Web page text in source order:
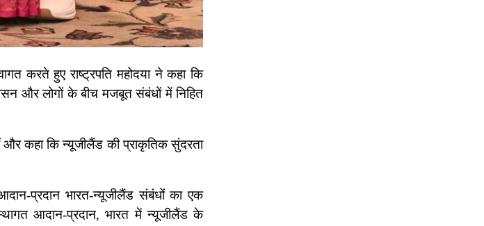
करते हुए राष्ट्रपति महोदया ने कहा कि
और लोगों के बीच मजबूत संबंधों में निहित
और कहा कि न्यूजीलैंड की प्राकृतिक सुंदरता
प्रदान भारत-न्यूजीलैंड संबंधों का एक
आदान-प्रदान, भारत में न्यूजीलैंड के